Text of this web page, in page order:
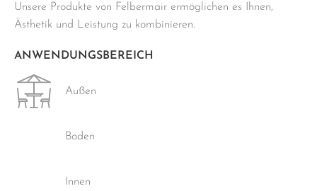
Unsere Produkte von Felbermair ermöglichen es Ihnen,
Ästhetik und Leistung zu kombinieren.
ANWENDUNGSBEREICH
Außen
Boden
Innen